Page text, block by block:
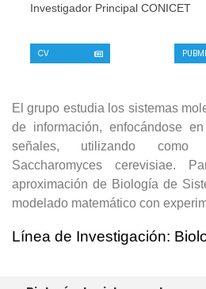
Investigador Principal CONICET
CV
El grupo estudia los sistemas
de información, enfocándose
señales, utilizando
Saccharomyces cerevisiae.
aproximación de Biología de
modelado matemático con
Línea de Investigación: